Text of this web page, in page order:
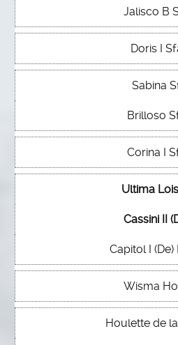
Jalisco B
Doris I
Sabina
Brilloso
Corina I
Ultima
Cassini II
Capitol I (De)
Wisma
Houlette de